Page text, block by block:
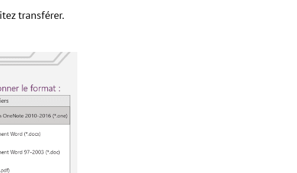
transférer.